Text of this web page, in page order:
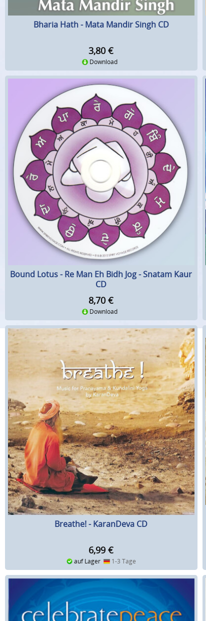
Bharia Hath - Mata Mandir Singh CD
3,80 €
Download
Bound Lotus - Re Man Eh Bidh Jog - Snatam Kaur
CD
8,70 €
Download
Breathe! - KaranDeva CD
6,99 €
auf Lager 1-3 Tage